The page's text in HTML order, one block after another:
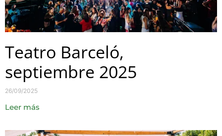
Teatro Barceló,
septiembre 2025
26/09/2025
Leer más